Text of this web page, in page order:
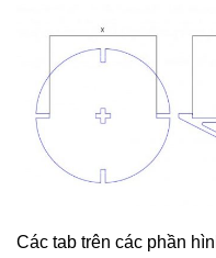
Các tab trên các phần